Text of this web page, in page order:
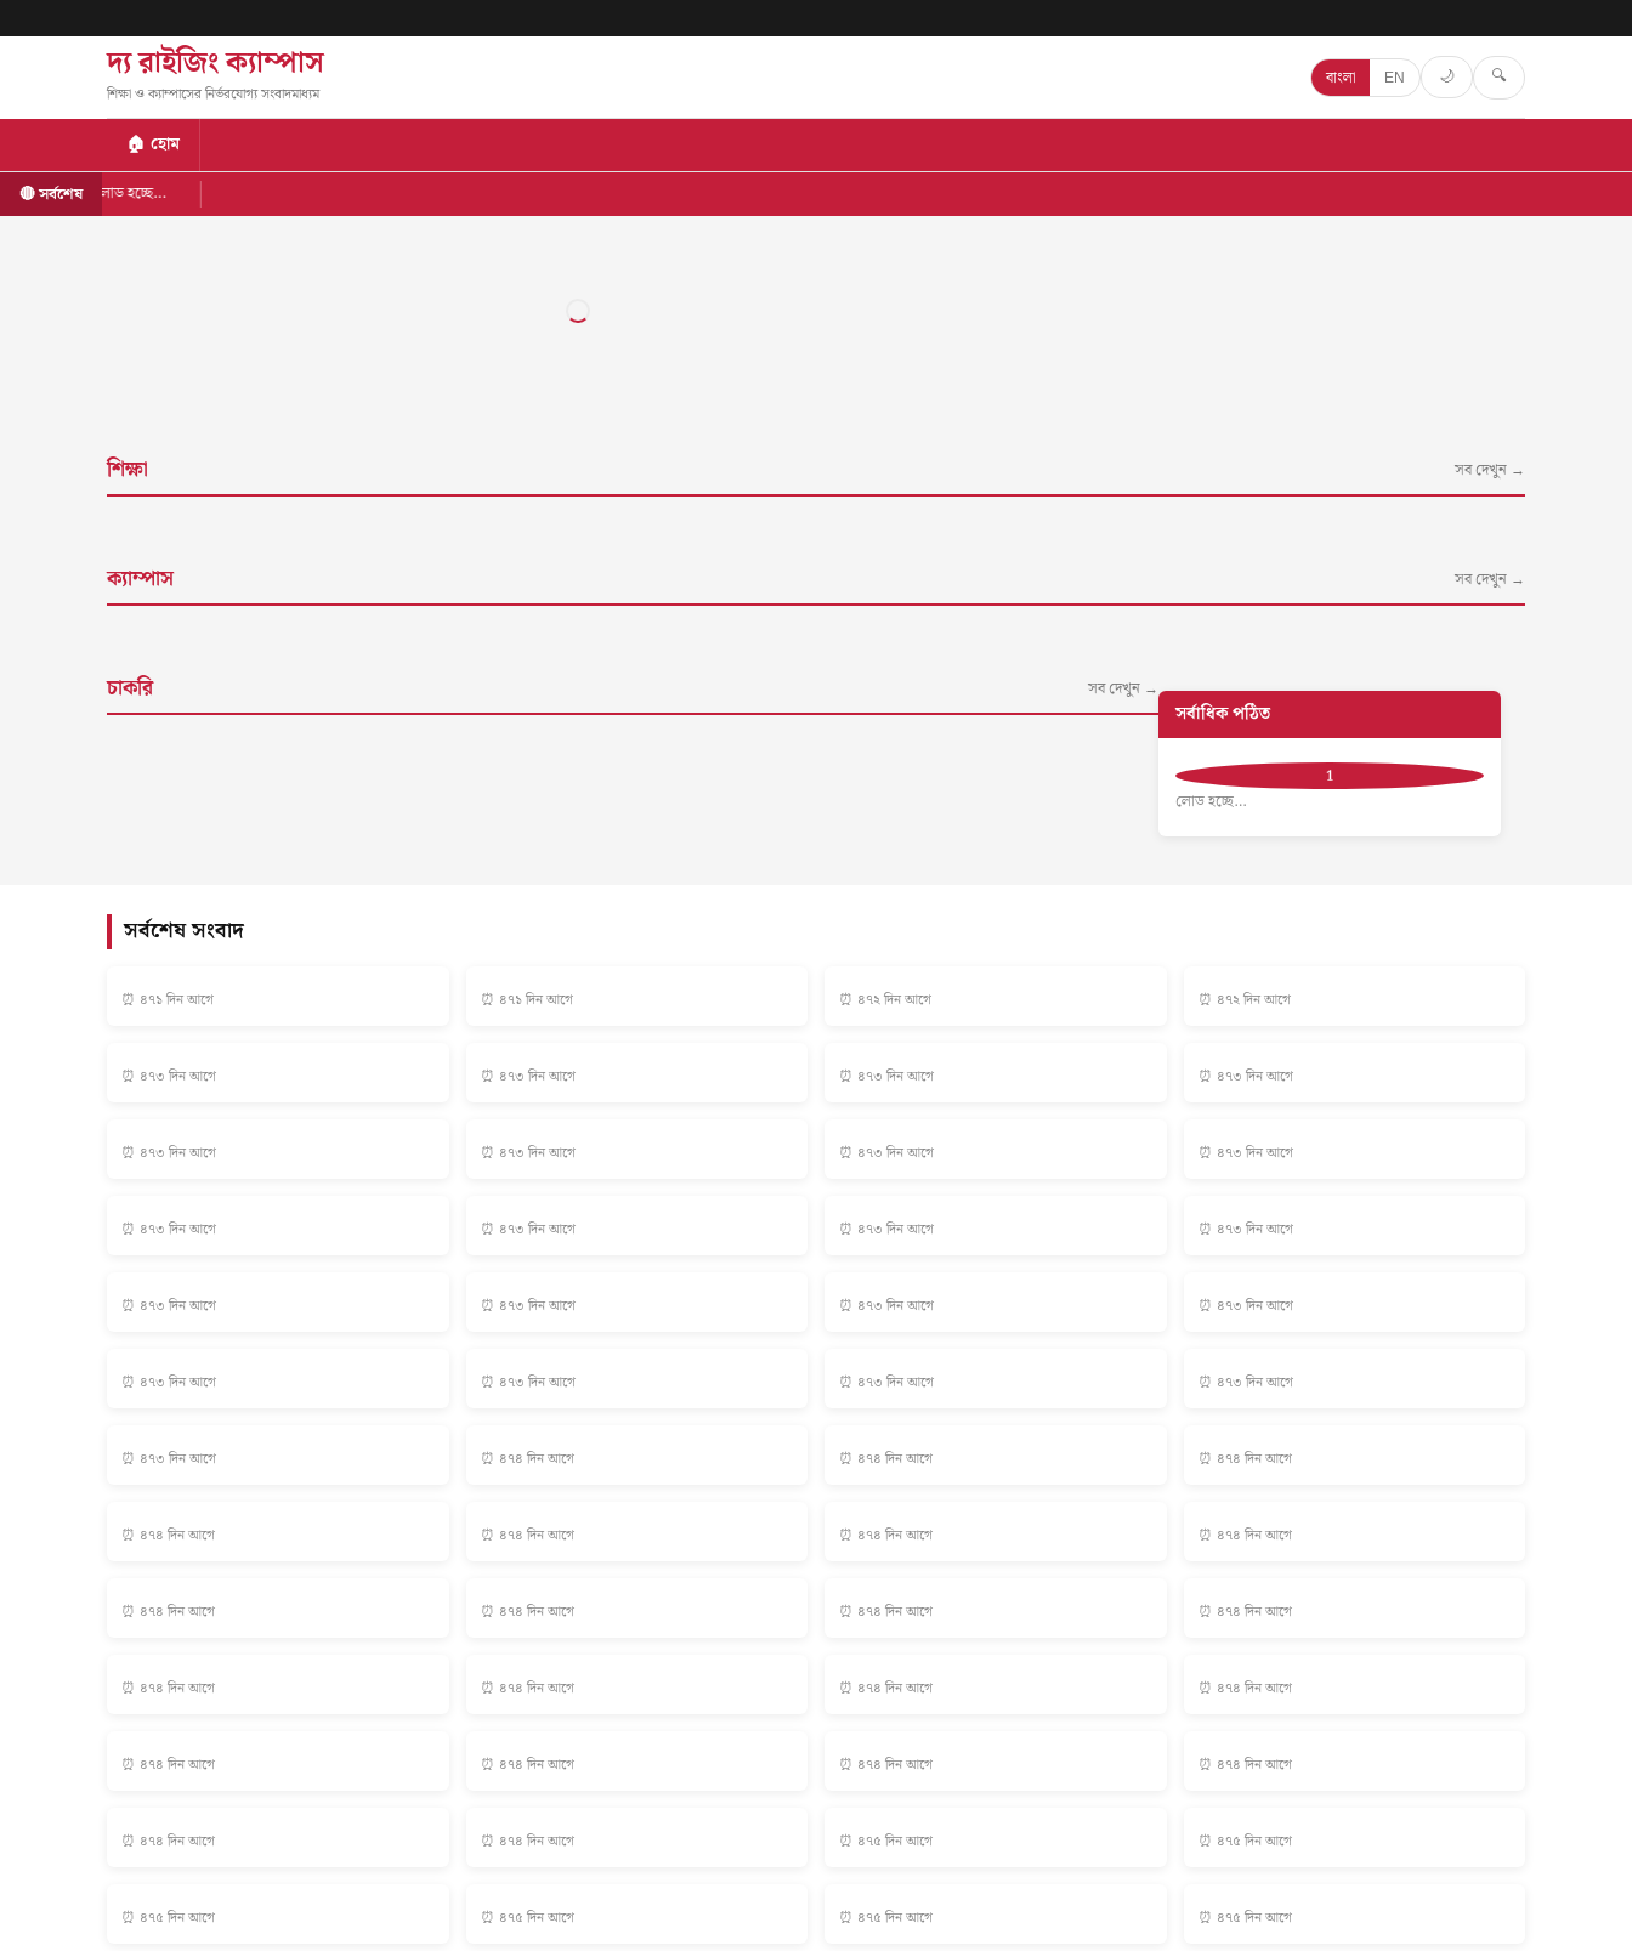
দ্য রাইজিং ক্যাম্পাস
শিক্ষা ও ক্যাম্পাসের নির্ভরযোগ্য সংবাদমাধ্যম
বাংলা EN 🌙 🔍
🏠 হোম
🔴 সর্বশেষ লোড হচ্ছে…
শিক্ষা সব দেখুন →
ক্যাম্পাস সব দেখুন →
চাকরি সব দেখুন →
সর্বাধিক পঠিত
লোড হচ্ছে…
সর্বশেষ সংবাদ
⏰ ৪৭১ দিন আগে ⏰ ৪৭১ দিন আগে ⏰ ৪৭২ দিন আগে ⏰ ৪৭২ দিন আগে
⏰ ৪৭৩ দিন আগে ⏰ ৪৭৩ দিন আগে ⏰ ৪৭৩ দিন আগে ⏰ ৪৭৩ দিন আগে
⏰ ৪৭৩ দিন আগে ⏰ ৪৭৩ দিন আগে ⏰ ৪৭৩ দিন আগে ⏰ ৪৭৩ দিন আগে
⏰ ৪৭৩ দিন আগে ⏰ ৪৭৩ দিন আগে ⏰ ৪৭৩ দিন আগে ⏰ ৪৭৩ দিন আগে
⏰ ৪৭৩ দিন আগে ⏰ ৪৭৩ দিন আগে ⏰ ৪৭৩ দিন আগে ⏰ ৪৭৩ দিন আগে
⏰ ৪৭৩ দিন আগে ⏰ ৪৭৩ দিন আগে ⏰ ৪৭৩ দিন আগে ⏰ ৪৭৩ দিন আগে
⏰ ৪৭৩ দিন আগে ⏰ ৪৭৪ দিন আগে ⏰ ৪৭৪ দিন আগে ⏰ ৪৭৪ দিন আগে
⏰ ৪৭৪ দিন আগে ⏰ ৪৭৪ দিন আগে ⏰ ৪৭৪ দিন আগে ⏰ ৪৭৪ দিন আগে
⏰ ৪৭৪ দিন আগে ⏰ ৪৭৪ দিন আগে ⏰ ৪৭৪ দিন আগে ⏰ ৪৭৪ দিন আগে
⏰ ৪৭৪ দিন আগে ⏰ ৪৭৪ দিন আগে ⏰ ৪৭৪ দিন আগে ⏰ ৪৭৪ দিন আগে
⏰ ৪৭৪ দিন আগে ⏰ ৪৭৪ দিন আগে ⏰ ৪৭৪ দিন আগে ⏰ ৪৭৪ দিন আগে
⏰ ৪৭৪ দিন আগে ⏰ ৪৭৪ দিন আগে ⏰ ৪৭৫ দিন আগে ⏰ ৪৭৫ দিন আগে
⏰ ৪৭৫ দিন আগে ⏰ ৪৭৫ দিন আগে ⏰ ৪৭৫ দিন আগে ⏰ ৪৭৫ দিন আগে